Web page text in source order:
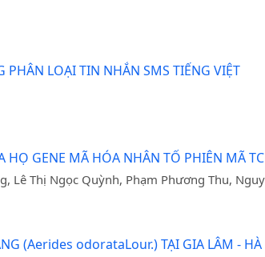
LOẠI TIN NHẮN SMS TIẾNG VIỆT
HỌ GENE MÃ HÓA NHÂN TỐ PHIÊN MÃ
Lê Thị Ngọc Quỳnh, Phạm Phương Thu,
(Aerides odorataLour.) TẠI GIA LÂM -